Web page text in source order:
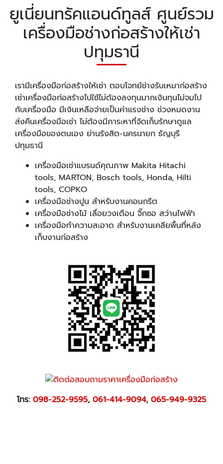
ยูเนี่ยนทรัคแอนด์ทูลส์ ศูนย์รวม
เครื่องมือช่างก่อสร้างให้เช่า
ปทุมธานี
เรามีเครื่องมือก่อสร้างให้เช่า ตอบโจทย์ช่างรับเหมาก่อสร้าง
เช่าเครื่องมือก่อสร้างไปใช้ไม่ต้องลงทุนมากเงินทุนไม่จมไป
กับเครื่องมือ มีเงินเหลือจ่ายเป็นค่าแรงช่าง ช่วงหมดงาน
ส่งคืนเครื่องมือเช่า ไม่ต้องมีภาระหาที่จัดเก็บรักษาดูแล
เครื่องมือของตนเอง ย่านรังสิต-นครนายก ธัญบุรี
ปทุมธานี
เครื่องมือเช่าแบรนด์คุณภาพ Makita Hitachi
tools, MARTON, Bosch tools, Honda, Hilti
tools, COPKO
เครื่องมือช่างปูน สำหรับงานคอนกรีต
เครื่องมือช่างไม้ เลื่อยวงเดือน จิ๊กซอ สว่านไฟฟ้า
เครื่องมือทำความสะอาด สำหรับงานเคลียพื้นที่หลัง
เก็บงานก่อสร้าง
โทร: 098-252-9595, 061-414-9094, 065-949-9325